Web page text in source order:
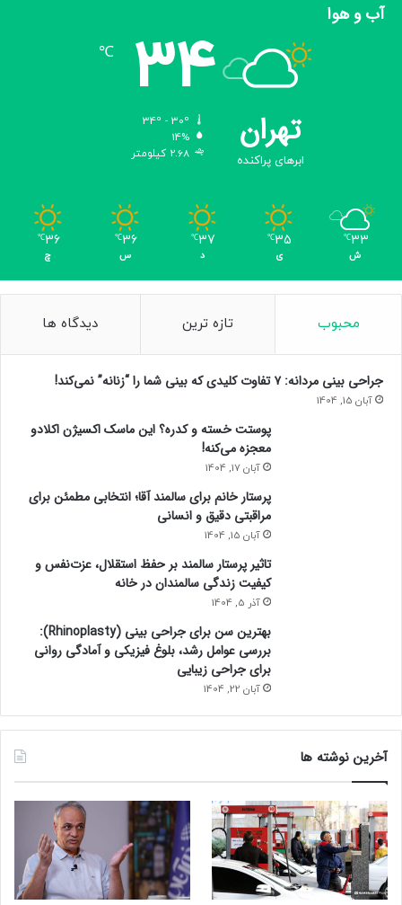
آب و هوا
تهران
ابرهای پراکنده
34
℃
14%
2.68 کیلومتر
33
℃
ش
35
℃
ی
37
℃
د
36
℃
س
36
℃
چ
محبوب تازه ترین دیدگاه ها
جراحی بینی مردانه: ۷ تفاوت کلیدی که بینی شما را “زنانه” نمی‌کند!
آبان 15, 1404
پوستت خسته و کدره؟ این ماسک اکسیژن اکلادو
معجزه می‌کنه!
آبان 17, 1404
پرستار خانم برای سالمند آقا؛ انتخابی مطمئن برای
مراقبتی دقیق و انسانی
آبان 15, 1404
تاثیر پرستار سالمند بر حفظ استقلال، عزت‌نفس و
کیفیت زندگی سالمندان در خانه
آذر 5, 1404
بهترین سن برای جراحی بینی (Rhinoplasty):
بررسی عوامل رشد، بلوغ فیزیکی و آمادگی روانی
برای جراحی زیبایی
آبان 22, 1404
آخرین نوشته ها